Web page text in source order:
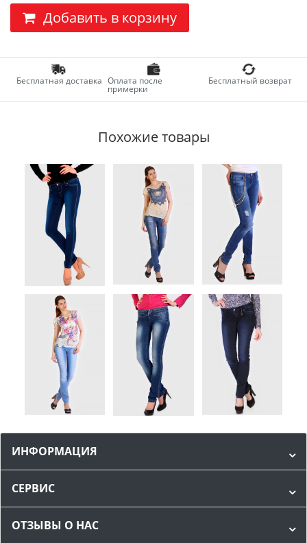
Добавить в корзину
Бесплатная доставка Оплата после
примерки
Бесплатный возврат
Похожие товары
ИНФОРМАЦИЯ
СЕРВИС
ОТЗЫВЫ О НАС